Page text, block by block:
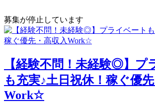
募集が停止しています
【経験不問！未経験◎】プ
も充実♪土日祝休！稼ぐ優
Work☆